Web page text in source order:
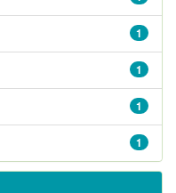
1
1
1
1